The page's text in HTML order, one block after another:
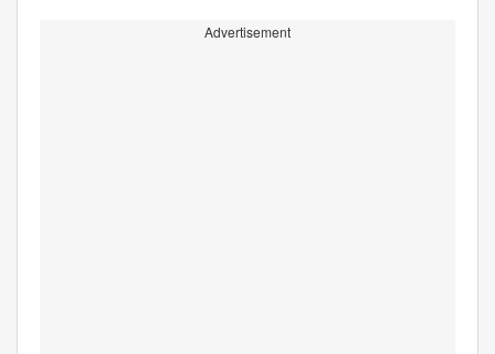
Advertisement